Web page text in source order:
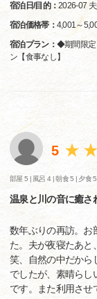
宿泊日/目的：2026-07
宿泊価格帯： 4,001～
宿泊プラン： ◆期間限定
ン【食事なし】
5
部屋 5 | 風呂 4 |朝食 5 | 夕食
温泉と川の音に癒さ
数年ぶりの再訪。お
た。夫が夜寝たあと
笑、自然の中だから
でしたが、素晴らし
です。また利用させ